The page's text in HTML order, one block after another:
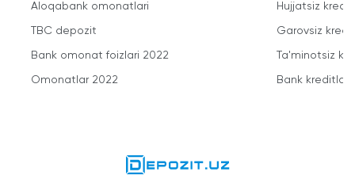
Aloqabank omonatlari
TBC depozit
Bank omonat foizlari 2022
Omonatlar 2022
Hujjatsiz
Garovsiz
Ta'minotsiz
Bank kreditlari